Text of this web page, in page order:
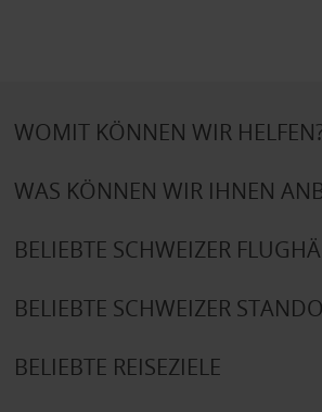
WOMIT KÖNNEN WIR
WAS KÖNNEN WIR IHNEN
BELIEBTE SCHWEIZER
BELIEBTE SCHWEIZER
BELIEBTE REISEZIELE